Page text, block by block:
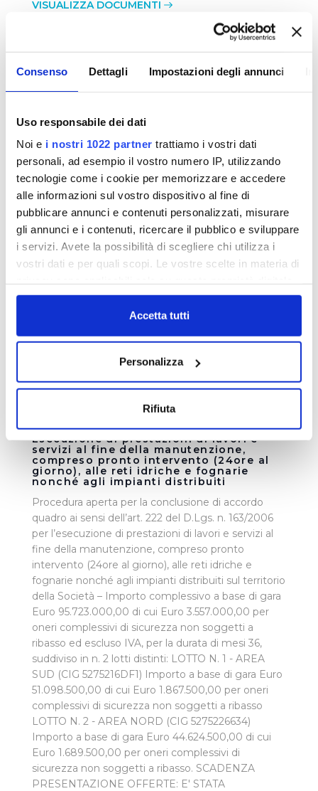
Consenso Dettagli Impostazioni degli annunci
Uso responsabile dei dati
Noi e i nostri 1022 partner trattiamo i vostri dati
personali, ad esempio il vostro numero IP, utilizzando
tecnologie come i cookie per memorizzare e accedere
alle informazioni sul vostro dispositivo al fine di
pubblicare annunci e contenuti personalizzati, misurare
gli annunci e i contenuti, ricercare il pubblico e sviluppare
i servizi. Avete la possibilità di scegliere chi utilizza i
vostri dati e per quali scopi. Le vostre scelte in materia di
in cui avete effettuato le vostre scelte. È possibile
modificare o revocare il proprio consenso in qualsiasi
momento dalla Dichiarazione sui cookie o facendo clic
Con il tuo consenso, vorremmo anche:
raccogliere informazioni sulla tua posizione
Identificare il tuo dispositivo, scansionandolo
attivamente alla ricerca di caratteristiche specifiche
(impronte digitali).
Approfondisci come vengono elaborati i tuoi dati personali
e imposta le tue preferenze nella sezione dettagli. Puoi
modificare o ritirare il tuo consenso in qualsiasi momento
dalla Dichiarazione sui cookie.
Utilizziamo dei cookie tecnici necessari per rendere
fruibile il sito web abilitandone funzionalità di base quali
la navigazione sulle pagine e l'accesso alle aree
protette. In linea con le preferenze manifestate
dall’Utente e con i consensi dallo stesso prestati, i
cookie possono essere inoltre utilizzati per analizzare il
traffico sul nostro sito web, per personalizzare
contenuti ed annunci e per fornire funzionalità dei social
media, condividendo informazioni sul modo in cui
l’Utente utilizza il nostro sito con i nostri partner. Tali
soggetti, che si occupano di analisi dei dati web,
pubblicità e social media, potrebbero combinare le
Accetta tutti
Personalizza
Rifiuta
VISUALIZZA DOCUMENTI
Lavori - Gara n. APP1201111 -
Sinistra d'Arno - II° Lotto da
Meridionale - CIG 4803507B5D
ESITO della procedura ristretta per l'affidamento
della esecuzione di tutte le opere e provviste
occorrenti per la realizzazione del 2° lotto
dell'emissario fognario in sinistra d'Arno da
attraversamento del f.Greve in destra idrografica
fino al collegamento con l'esistente collettore
denominato Emissario Meridionale - CIG
4803507B5D - Importo complessivo a base di
appalto Euro 20.549.606,88 di cui Euro 1.581.367,14
VISUALIZZA DOCUMENTI
Lavori - Gara n. APP1300470 -
Esecuzione di prestazioni di lavori e
servizi al fine della manutenzione,
compreso pronto intervento (24ore al
giorno), alle reti idriche e fognarie
nonché agli impianti distribuiti
Procedura aperta per la conclusione di accordo
quadro ai sensi dell’art. 222 del D.Lgs. n. 163/2006
per l’esecuzione di prestazioni di lavori e servizi al
fine della manutenzione, compreso pronto
intervento (24ore al giorno), alle reti idriche e
fognarie nonché agli impianti distribuiti sul territorio
della Società – Importo complessivo a base di gara
Euro 95.723.000,00 di cui Euro 3.557.000,00 per
oneri complessivi di sicurezza non soggetti a
ribasso ed escluso IVA, per la durata di mesi 36,
suddiviso in n. 2 lotti distinti: LOTTO N. 1 - AREA
SUD (CIG 5275216DF1) Importo a base di gara Euro
51.098.500,00 di cui Euro 1.867.500,00 per oneri
complessivi di sicurezza non soggetti a ribasso
LOTTO N. 2 - AREA NORD (CIG 5275226634)
Importo a base di gara Euro 44.624.500,00 di cui
Euro 1.689.500,00 per oneri complessivi di
sicurezza non soggetti a ribasso. SCADENZA
PRESENTAZIONE OFFERTE: E' STATA